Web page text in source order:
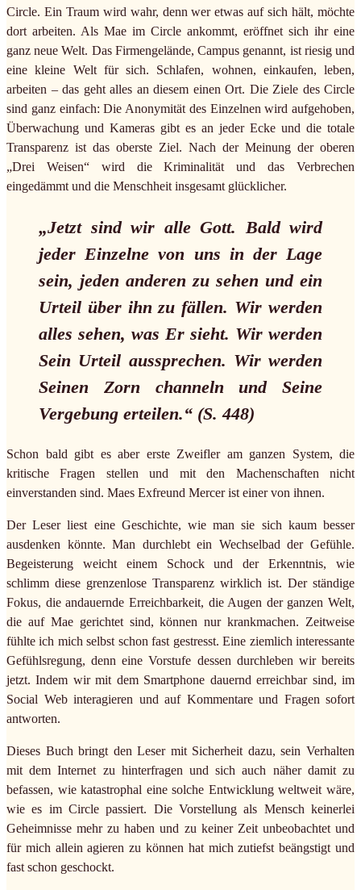
Circle. Ein Traum wird wahr, denn wer etwas auf sich hält, möchte
dort arbeiten. Als Mae im Circle ankommt, eröffnet sich ihr eine
ganz neue Welt. Das Firmengelände, Campus genannt, ist riesig und
eine kleine Welt für sich. Schlafen, wohnen, einkaufen, leben,
arbeiten – das geht alles an diesem einen Ort. Die Ziele des Circle
sind ganz einfach: Die Anonymität des Einzelnen wird aufgehoben,
Überwachung und Kameras gibt es an jeder Ecke und die totale
Transparenz ist das oberste Ziel. Nach der Meinung der oberen
„Drei Weisen“ wird die Kriminalität und das Verbrechen
eingedämmt und die Menschheit insgesamt glücklicher.
„Jetzt sind wir alle Gott. Bald wird
jeder Einzelne von uns in der Lage
sein, jeden anderen zu sehen und ein
Urteil über ihn zu fällen. Wir werden
alles sehen, was Er sieht. Wir werden
Sein Urteil aussprechen. Wir werden
Seinen Zorn channeln und Seine
Vergebung erteilen.“ (S. 448)
Schon bald gibt es aber erste Zweifler am ganzen System, die
kritische Fragen stellen und mit den Machenschaften nicht
einverstanden sind. Maes Exfreund Mercer ist einer von ihnen.
Der Leser liest eine Geschichte, wie man sie sich kaum besser
ausdenken könnte. Man durchlebt ein Wechselbad der Gefühle.
Begeisterung weicht einem Schock und der Erkenntnis, wie
schlimm diese grenzenlose Transparenz wirklich ist. Der ständige
Fokus, die andauernde Erreichbarkeit, die Augen der ganzen Welt,
die auf Mae gerichtet sind, können nur krankmachen. Zeitweise
fühlte ich mich selbst schon fast gestresst. Eine ziemlich interessante
Gefühlsregung, denn eine Vorstufe dessen durchleben wir bereits
jetzt. Indem wir mit dem Smartphone dauernd erreichbar sind, im
Social Web interagieren und auf Kommentare und Fragen sofort
antworten.
Dieses Buch bringt den Leser mit Sicherheit dazu, sein Verhalten
mit dem Internet zu hinterfragen und sich auch näher damit zu
befassen, wie katastrophal eine solche Entwicklung weltweit wäre,
wie es im Circle passiert. Die Vorstellung als Mensch keinerlei
Geheimnisse mehr zu haben und zu keiner Zeit unbeobachtet und
für mich allein agieren zu können hat mich zutiefst beängstigt und
fast schon geschockt.